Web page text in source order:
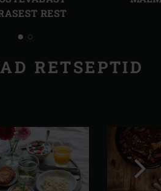
REST
RETSEPTID